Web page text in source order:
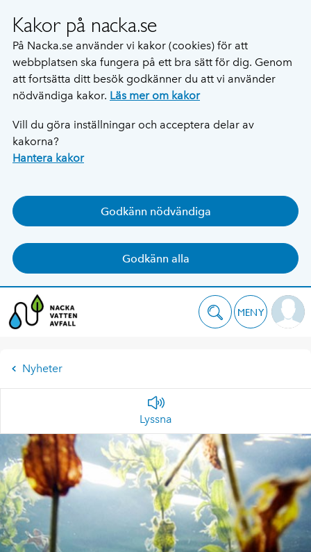
Kakor på nacka.se
På Nacka.se använder vi kakor (cookies) för att
webbplatsen ska fungera på ett bra sätt för dig. Genom
att fortsätta ditt besök godkänner du att vi använder
nödvändiga kakor. Läs mer om kakor
Vill du göra inställningar och acceptera delar av
kakorna?
Hantera kakor
Godkänn nödvändiga
Godkänn alla
MENY
Nyheter
Lyssna